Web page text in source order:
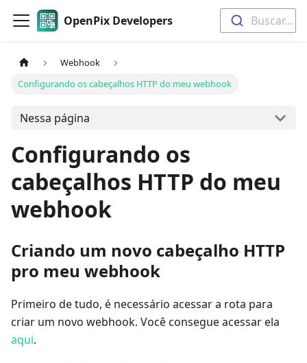
OpenPix Developers Buscar...
Webhook
Configurando os cabeçalhos HTTP do meu webhook
Nessa página
Configurando os
cabeçalhos HTTP do meu
webhook
Criando um novo cabeçalho HTTP
pro meu webhook
Primeiro de tudo, é necessário acessar a rota para
criar um novo webhook. Você consegue acessar ela
aqui.